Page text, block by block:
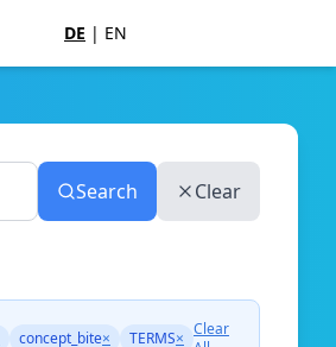
DE | EN
Search Clear
concept_bite× TERMS× Clear